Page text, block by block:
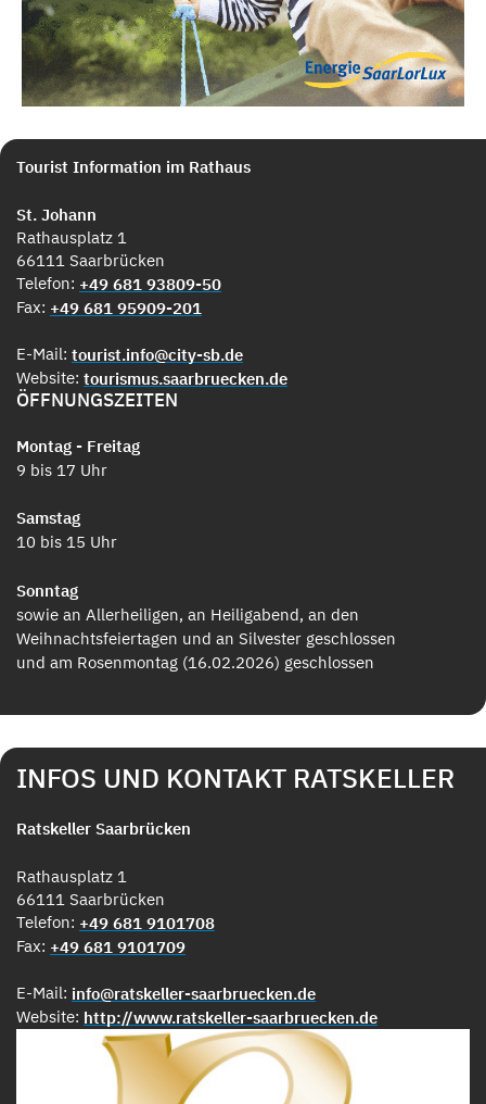
Tourist Information im Rathaus
St. Johann
Rathausplatz 1
66111 Saarbrücken
Telefon: +49 681 93809-50
Fax: +49 681 95909-201
E-Mail: tourist.info@city-sb.de
Website: tourismus.saarbruecken.de
ÖFFNUNGSZEITEN
Montag - Freitag
9 bis 17 Uhr
Samstag
10 bis 15 Uhr
Sonntag
sowie an Allerheiligen, an Heiligabend, an den
Weihnachtsfeiertagen und an Silvester geschlossen
und am Rosenmontag (16.02.2026) geschlossen
INFOS UND KONTAKT RATSKELLER
Ratskeller Saarbrücken
Rathausplatz 1
66111 Saarbrücken
Telefon: +49 681 9101708
Fax: +49 681 9101709
E-Mail: info@ratskeller-saarbruecken.de
Website: http://www.ratskeller-saarbruecken.de